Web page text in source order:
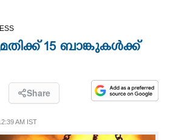
15 ബാങ്കുകൾക്ക്
Share
AM IST